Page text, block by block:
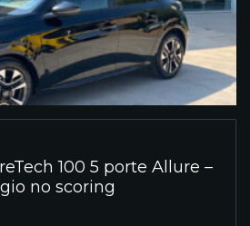
100 5 porte Allure –
no scoring